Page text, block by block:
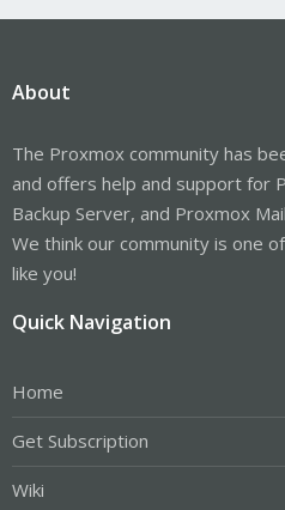
About
The Proxmox community has
and offers help and support for
Backup Server, and Proxmox
We think our community is one
like you!
Quick Navigation
Home
Get Subscription
Wiki